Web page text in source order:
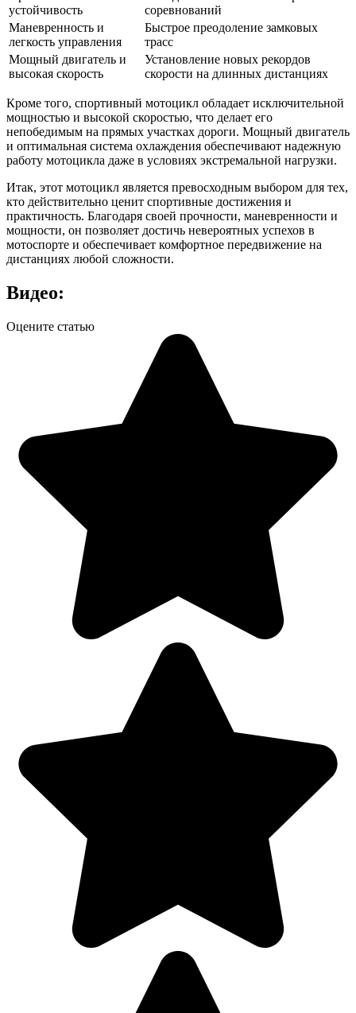
устойчивость
соревнований
Маневренность и
легкость управления
Быстрое преодоление замковых
трасс
Мощный двигатель и
высокая скорость
Установление новых рекордов
скорости на длинных дистанциях
Кроме того, спортивный мотоцикл обладает исключительной
мощностью и высокой скоростью, что делает его
непобедимым на прямых участках дороги. Мощный двигатель
и оптимальная система охлаждения обеспечивают надежную
работу мотоцикла даже в условиях экстремальной нагрузки.
Итак, этот мотоцикл является превосходным выбором для тех,
кто действительно ценит спортивные достижения и
практичность. Благодаря своей прочности, маневренности и
мощности, он позволяет достичь невероятных успехов в
мотоспорте и обеспечивает комфортное передвижение на
дистанциях любой сложности.
Видео:
Оцените статью